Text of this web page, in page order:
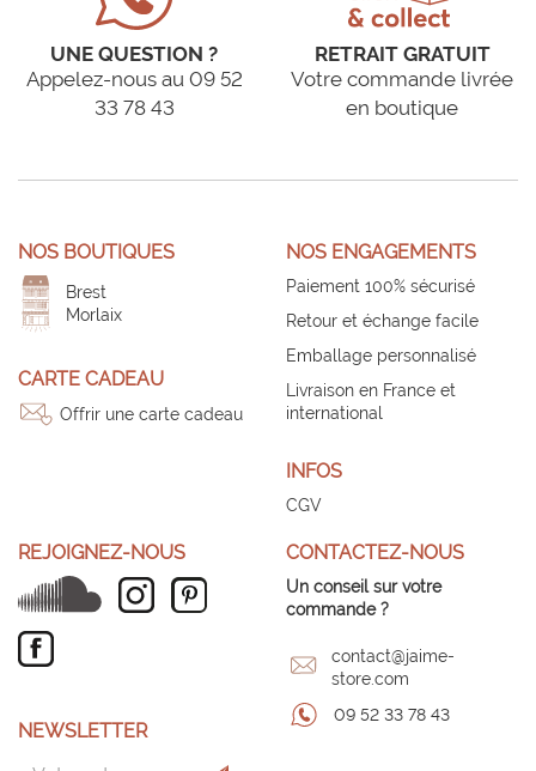
UNE QUESTION ?
Appelez-nous au 09 52
33 78 43
RETRAIT GRATUIT
Votre commande livrée
en boutique
NOS BOUTIQUES
Brest
Morlaix
CARTE CADEAU
Offrir une carte cadeau
NOS ENGAGEMENTS
Paiement 100% sécurisé
Retour et échange facile
Emballage personnalisé
Livraison en France et
international
INFOS
CGV
REJOIGNEZ-NOUS
NEWSLETTER
CONTACTEZ-NOUS
Un conseil sur votre
commande ?
contact@jaime-
store.com
09 52 33 78 43